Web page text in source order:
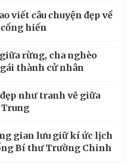
viết câu chuyện đẹp về
hiến
rừng, cha nghèo
thành cử nhân
như tranh vẽ giữa
gian lưu giữ kí ức lịch
Bí thư Trường Chinh